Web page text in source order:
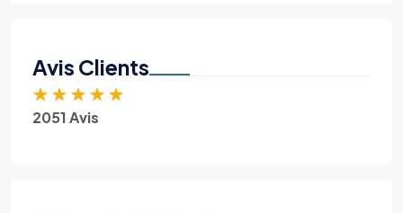
Avis Clients
★ ★ ★ ★ ★
2051 Avis